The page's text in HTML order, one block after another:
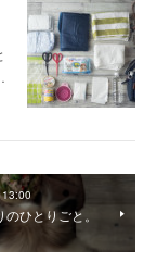
ひとりごと。